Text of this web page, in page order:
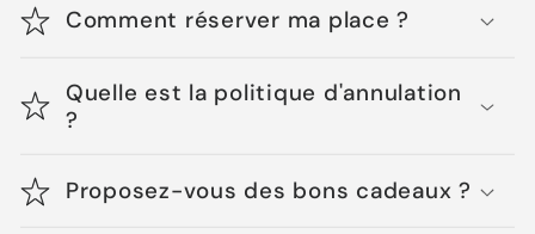
Comment réserver ma place ?
Quelle est la politique d'annulation
?
Proposez-vous des bons cadeaux ?